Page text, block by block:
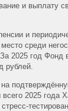
и выплату
и
среди
2025 год Фонд
рублей.
на
2025 года